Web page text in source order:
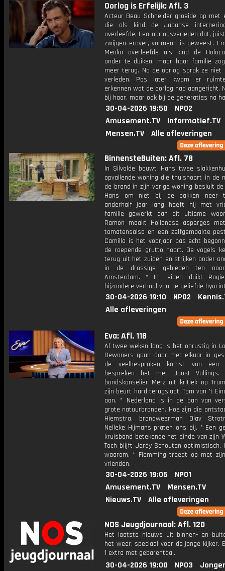
Oorlog is Erfelijk: Afl. 3
Acteur Beau Schneider groeide op met
die als kind de Japanse
overleefde. Een oorlogsverleden dat,
zwijgen erover, vormend is geweest.
Menko overleefde als kind de
onder te duiken, maar haar familie
meer terug. Na de oorlog sprak ze niet
verleden. Pas later kwam er
erkennen wat de oorlog had aangericht.
bij haar, maar ook bij de generaties na
30-04-2026 19:50
NPO2
Amusement.TV
Informatief.TV
Mensen.TV
Alle afleveringen
BinnensteBuiten: Afl. 78
In Silvolde bouwt Hans twee
opvallende woning die thuishoort in de
de brand in zijn vorige woning besluit
Hans om niet bij de pakken neer
anderhalf jaar lang heeft hij met
familie gewerkt aan dit ultieme
Ramon maakt Hollandse asperges
tomatensalsa en een zelfgemaakte
Camilla is het voorjaar pas echt
de roepende grutto hoort. De vogels
terug uit het zuiden en strijken onder
in de drassige gebieden ten
Amsterdam. * In Leiden duikt
bijzondere verhaal van de geliefde
30-04-2026 19:10 NPO2
Alle afleveringen
Eva: Afl. 118
Al twee weken lang is het onrustig in
Bewoners gaan daar met elkaar in
de veelbesproken komst van een
bespreken het met Joost Vullings.
bondskanselier Merz uit kritiek op
zijn beurt hard terugslaat. Tom van 't
aan. * Nederland is in de ban van
grote natuurbranden. Hoe zijn die
Hiemstra, brandweerman Olav
Nelleke Hijmans praten ons bij. * Een
kruisband betekende het einde van zijn
Toch blijft Jerdy Schouten optimistisch.
waarom. * Flemming treedt op met
vrienden.
30-04-2026 19:05
NPO1
Amusement.TV
Mensen.TV
Nieuws.TV
Alle afleveringen
NOS Jeugdjournaal: Afl. 120
Het laatste nieuws uit binnen- en
het weer, speciaal voor de jonge kijker.
1 extra met gebarentaal.
30-04-2026 19:00 NPO3